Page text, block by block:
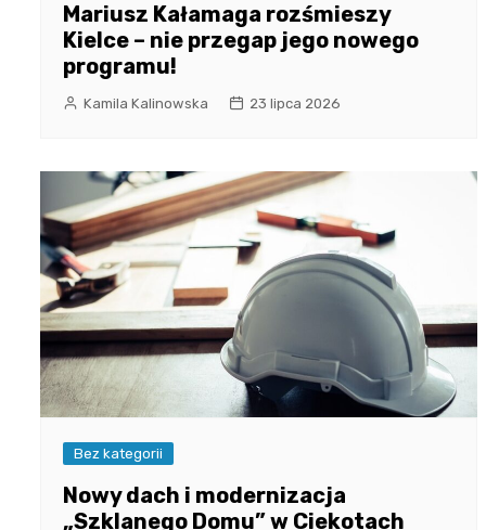
Mariusz Kałamaga rozśmieszy
Kielce – nie przegap jego nowego
programu!
Kamila Kalinowska 23 lipca 2026
Bez kategorii
Nowy dach i modernizacja
„Szklanego Domu” w Ciekotach